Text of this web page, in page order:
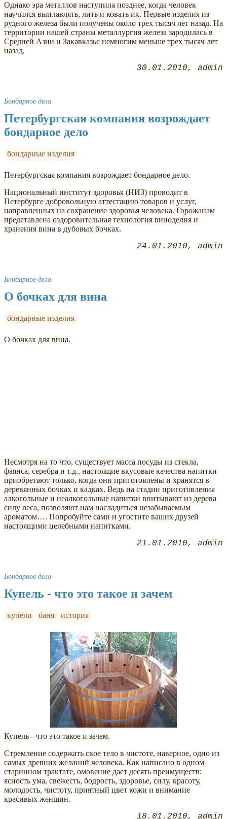
Однако эра металлов наступила позднее, когда человек
научился выплавлять, лить и ковать их. Первые изделия из
рудного железа были получены около трех тысяч лет назад. На
территории нашей страны металлургия железа зародилась в
Средней Азии и Закавказье немногим меньше трех тысяч лет
назад.
30.01.2010 admin
Бондарное дело
Петербургская компания возрождает
бондарное дело
бондарные изделия
Петербургская компания возрождает бондарное дело.
Национальный институт здоровья (НИЗ) проводит в
Петербурге добровольную аттестацию товаров и услуг,
направленных на сохранение здоровья человека. Горожанам
представлена оздоровительная технология виноделия и
хранения вина в дубовых бочках.
24.01.2010 admin
Бондарное дело
О бочках для вина
бондарные изделия
О бочках для вина.
Несмотря на то что, существует масса посуды из стекла,
фаянса, серебра и т.д., настоящие вкусовые качества напитки
приобретают только, когда они приготовлены и хранятся в
деревянных бочках и кадках. Ведь на стадии приготовления
алкогольные и неалкогольные напитки впитывают из дерева
силу леса, позволяют нам насладиться незабываемым
ароматом…. Попробуйте сами и угостите ваших друзей
настоящими целебными напитками.
21.01.2010 admin
Бондарное дело
Купель - что это такое и зачем
купели баня история
Купель - что это такое и зачем.
Стремление содержать свое тело в чистоте, наверное, одно из
самых древних желаний человека. Как написано в одном
старинном трактате, омовение дает десять преимуществ:
ясность ума, свежесть, бодрость, здоровье, силу, красоту,
молодость, чистоту, приятный цвет кожи и внимание
красивых женщин.
18.01.2010 admin